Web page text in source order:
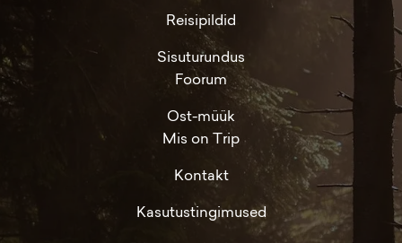
Reisipildid
Sisuturundus
Foorum
Ost-müük
Mis on Trip
Kontakt
Kasutustingimused